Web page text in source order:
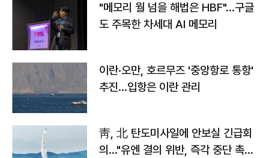
"메모리 월 넘을 해법은 HBF"…구글
도 주목한 차세대 AI 메모리
이란·오만, 호르무즈 '중앙항로 통항'
추진…입항은 이란 관리
靑, 北 탄도미사일에 안보실 긴급회
의…"유엔 결의 위반, 즉각 중단 촉